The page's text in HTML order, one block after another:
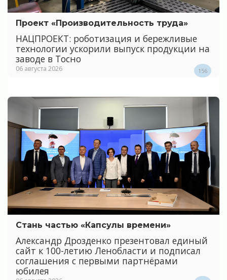
Проект «Производительность труда»
НАЦПРОЕКТ: роботизация и бережливые
технологии ускорили выпуск продукции на
заводе в Тосно
06 августа 2026 156
Стань частью «Капсулы времени»
Александр Дрозденко презентовал единый
сайт к 100-летию Ленобласти и подписал
соглашения с первыми партнёрами
юбилея